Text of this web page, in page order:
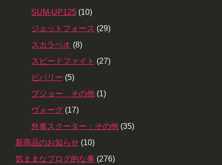
SUM-UP125 (10)
ジェットフォース (29)
スカラベオ (8)
スピードファイト (27)
ビバリー (5)
プジョー その他 (1)
ヴォーグ (17)
外車スクーター：その他 (35)
新商品のお知らせ (10)
気ままなブログ的な事 (276)